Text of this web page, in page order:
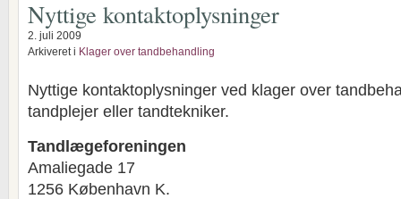
Nyttige kontaktoplysninger
2. juli 2009
Arkiveret i Klager over tandbehandling
Nyttige kontaktoplysninger ved klager over
tandplejer eller tandtekniker.
Tandlægeforeningen
Amaliegade 17
1256 København K.